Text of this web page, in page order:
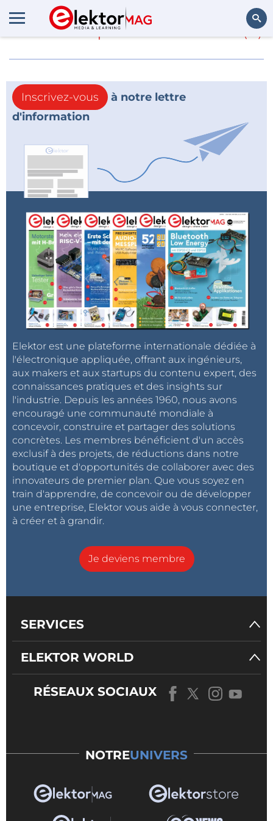
En savoir plus sur (0)
Inscrivez-vous
à notre lettre
d'information
Elektor est une plateforme internationale dédiée à
l'électronique appliquée, offrant aux ingénieurs,
aux makers et aux startups du contenu expert, des
connaissances pratiques et des insights sur
l'industrie. Depuis les années 1960, nous avons
encouragé une communauté mondiale à
concevoir, construire et partager des solutions
concrètes. Les membres bénéficient d'un accès
exclusif à des projets, de réductions dans notre
boutique et d'opportunités de collaborer avec des
innovateurs de premier plan. Que vous soyez en
train d'apprendre, de concevoir ou de développer
une entreprise, Elektor vous aide à vous connecter,
à créer et à grandir.
Je deviens membre
SERVICES
ELEKTOR WORLD
RÉSEAUX SOCIAUX
NOTREUNIVERS